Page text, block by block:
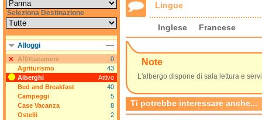
Lingue
Inglese Francese
Note
L'albergo dispone di sala lettura e
Ti potrebbe interessare anche...
Seleziona Destinazione
Alloggi
Affittacamere
0
Agriturismo
43
Alberghi
Attivo
Bed and Breakfast
40
Campeggi
5
Case Vacanza
8
Ostelli
2